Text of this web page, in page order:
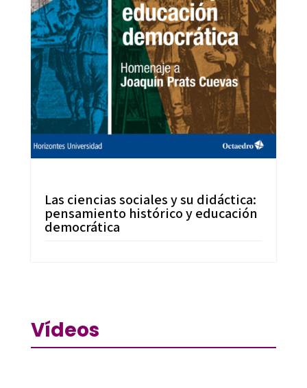
Las ciencias sociales y su didáctica:
pensamiento histórico y educación
democrática
Vídeos